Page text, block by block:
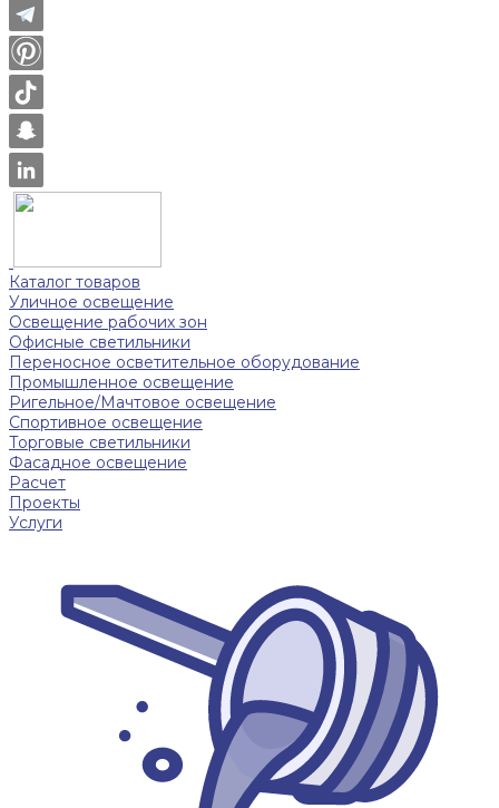
Каталог товаров
Уличное освещение
Освещение рабочих зон
Офисные светильники
Переносное осветительное оборудование
Промышленное освещение
Ригельное/Мачтовое освещение
Спортивное освещение
Торговые светильники
Фасадное освещение
Расчет
Проекты
Услуги